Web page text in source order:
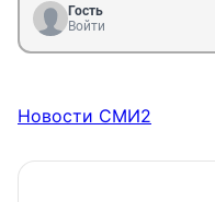
Гость
Войти
Новости СМИ2